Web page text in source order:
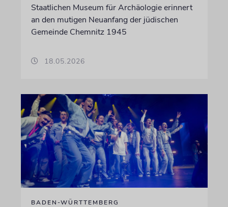
Staatlichen Museum für Archäologie erinnert
an den mutigen Neuanfang der jüdischen
Gemeinde Chemnitz 1945
18.05.2026
BADEN-WÜRTTEMBERG